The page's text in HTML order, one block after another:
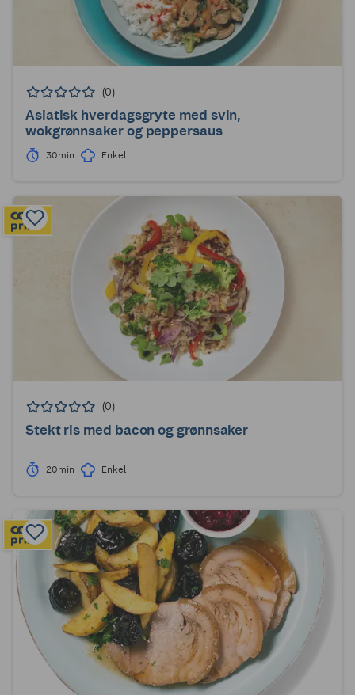
(0)
Asiatisk hverdagsgryte med svin,
wokgrønnsaker og peppersaus
30min Enkel
(0)
Stekt ris med bacon og grønnsaker
20min Enkel